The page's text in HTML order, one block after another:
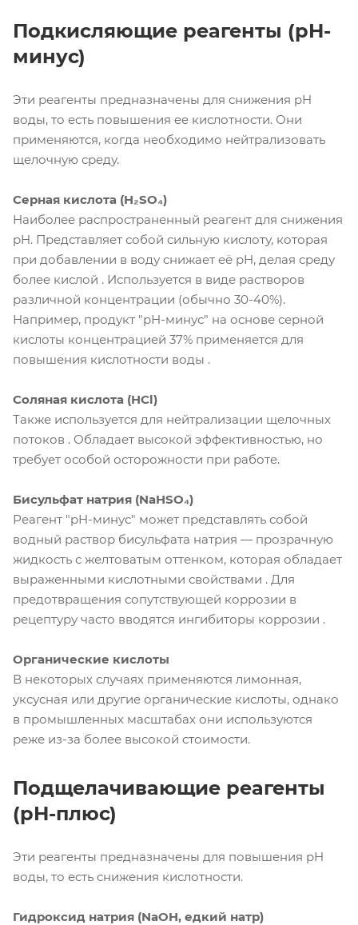
Подкисляющие реагенты (pH-
минус)
Эти реагенты предназначены для снижения pH
воды, то есть повышения ее кислотности. Они
применяются, когда необходимо нейтрализовать
щелочную среду.
Серная кислота (H₂SO₄)
Наиболее распространенный реагент для снижения
pH. Представляет собой сильную кислоту, которая
при добавлении в воду снижает её pH, делая среду
более кислой . Используется в виде растворов
различной концентрации (обычно 30-40%).
Например, продукт "рН-минус" на основе серной
кислоты концентрацией 37% применяется для
повышения кислотности воды .
Соляная кислота (HCl)
Также используется для нейтрализации щелочных
потоков . Обладает высокой эффективностью, но
требует особой осторожности при работе.
Бисульфат натрия (NaHSO₄)
Реагент "pH-минус" может представлять собой
водный раствор бисульфата натрия — прозрачную
жидкость с желтоватым оттенком, которая обладает
выраженными кислотными свойствами . Для
предотвращения сопутствующей коррозии в
рецептуру часто вводятся ингибиторы коррозии .
Органические кислоты
В некоторых случаях применяются лимонная,
уксусная или другие органические кислоты, однако
в промышленных масштабах они используются
реже из-за более высокой стоимости.
Подщелачивающие реагенты
(pH-плюс)
Эти реагенты предназначены для повышения pH
воды, то есть снижения кислотности.
Гидроксид натрия (NaOH, едкий натр)